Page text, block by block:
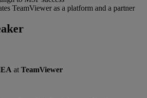
TeamViewer as a platform and a partner
at TeamViewer